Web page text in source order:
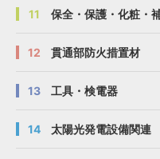
11 保全・保護・化粧・
12 貫通部防火措置材
13 工具・検電器
14 太陽光発電設備関連